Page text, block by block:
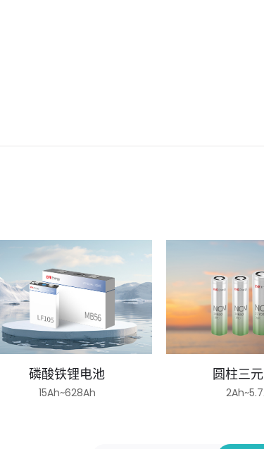
磷酸铁锂电池
15Ah~628Ah
圆柱三